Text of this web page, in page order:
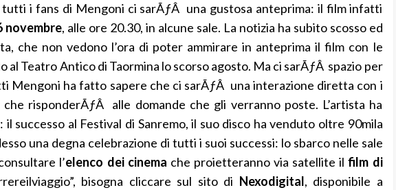
tutti i fans di Mengoni ci sarÃƒÂ una gustosa anteprima: il film infatti
novembre, alle ore 20.30, in alcune sale. La notizia ha subito scosso ed
che non vedono l’ora di poter ammirare in anteprima il film con le
Teatro Antico di Taormina lo scorso agosto. Ma ci sarÃƒÂ spazio per
Mengoni ha fatto sapere che ci sarÃƒÂ una interazione diretta con i
risponderÃƒÂ alle domande che gli verranno poste. L’artista ha
successo al Festival di Sanremo, il suo disco ha venduto oltre 90mila
una degna celebrazione di tutti i suoi successi: lo sbarco nelle sale
l’elenco dei cinema che proietteranno via satellite ilfilm di
bisogna cliccare sul sito di Nexodigital, disponibile a